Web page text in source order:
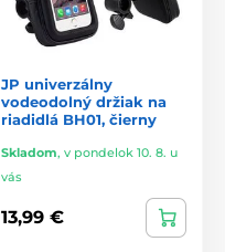
JP univerzálny
vodeodolný držiak na
riadidlá BH01, čierny
Skladom, v pondelok 10. 8. u
vás
13,99 €